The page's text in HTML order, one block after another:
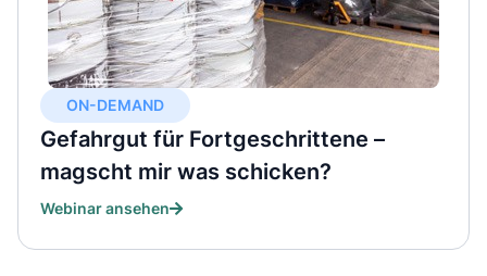
ON-DEMAND
Gefahrgut für Fortgeschrittene –
magscht mir was schicken?
Webinar ansehen